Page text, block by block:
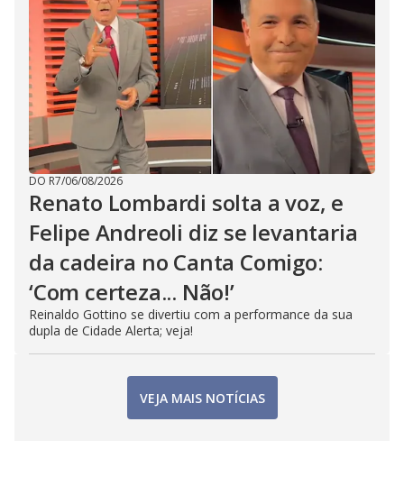
DO R7/06/08/2026
Renato Lombardi solta a voz, e
Felipe Andreoli diz se levantaria
da cadeira no Canta Comigo:
‘Com certeza... Não!’
Reinaldo Gottino se divertiu com a performance da sua
dupla de Cidade Alerta; veja!
VEJA MAIS NOTÍCIAS